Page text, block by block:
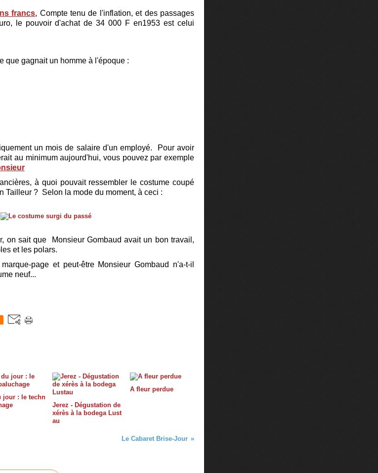
francs, Compte tenu de l'inflation, et des passages
le pouvoir d'achat de 34 000 F en1953 est celui
que gagnait un homme à l'époque :
un mois de salaire d'un employé. Pour avoir
au minimum aujourd'hui, vous pouvez par exemple
à quoi pouvait ressembler le costume coupé
Tailleur ? Selon la mode du moment, à ceci :
on sait que Monsieur Gombaud avait un bon travail,
et les polars.
page et peut-être Monsieur Gombaud n'a-t-il
neuf...
jour : le techn
Jerez - Dégustation de
xérès à la bodega Lust
au
A fleur perdue
Le Cabaret Brise-Jour